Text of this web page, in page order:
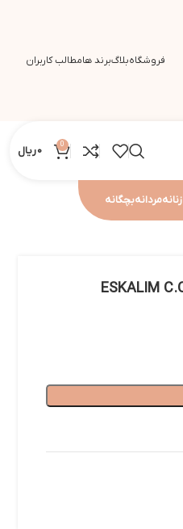
فروشگاهبلاگبرند هامطالب کاربران
0
0ریال
زنانهمردانهبچگانه